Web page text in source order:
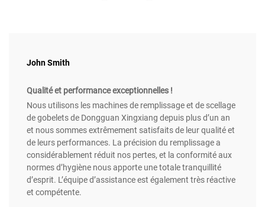
John Smith
Qualité et performance exceptionnelles !
Nous utilisons les machines de remplissage et de scellage
de gobelets de Dongguan Xingxiang depuis plus d’un an
et nous sommes extrêmement satisfaits de leur qualité et
de leurs performances. La précision du remplissage a
considérablement réduit nos pertes, et la conformité aux
normes d’hygiène nous apporte une totale tranquillité
d’esprit. L’équipe d’assistance est également très réactive
et compétente.